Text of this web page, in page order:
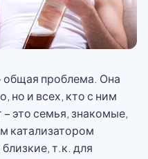
общая проблема. Она
но и всех, кто с ним
– это семья, знакомые,
катализатором
т.к. для